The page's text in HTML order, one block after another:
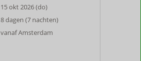
15 okt 2026 (do)
8 dagen (7 nachten)
vanaf Amsterdam